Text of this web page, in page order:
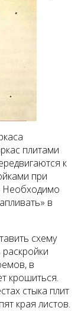
плитами
к
при
Необходимо
в
схему
в
крошиться.
стыка плит
края листов.